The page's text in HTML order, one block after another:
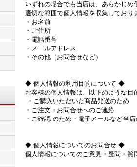
いずれの場合でも当店は、あらかじ
適切な範囲で個人情報を収集しており
・お名前
・ご住所
・電話番号
・メールアドレス
・その他（お問合せなど）
◆ 個人情報の利用目的について ◆
お客様の個人情報は、以下のような目
・ご購入いただいた商品発送のため
・ご注文・お問合せへのご連絡
・ご確認 のため・電子メールなど当
◆ 個人情報についてのお問合せ ◆
個人情報についてのご意見・疑問・